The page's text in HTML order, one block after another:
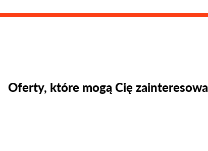
Oferty, które mogą Cię